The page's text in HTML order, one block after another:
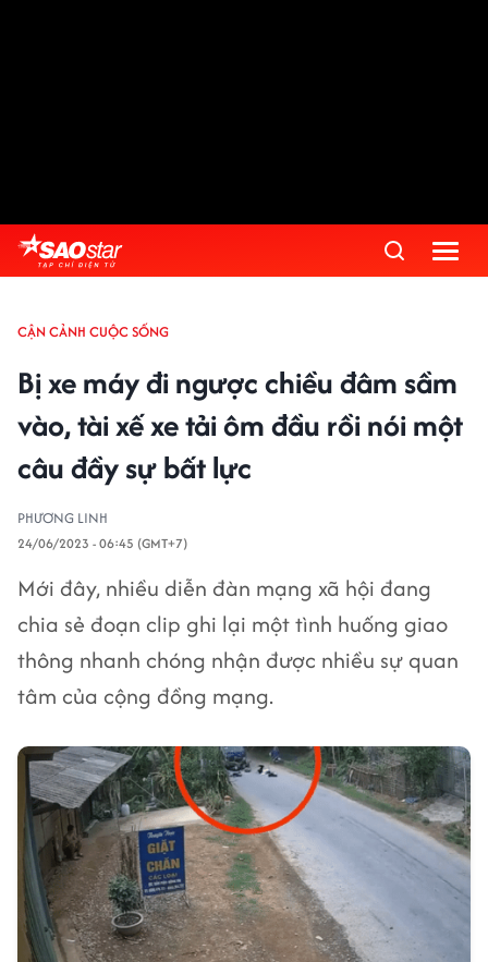
CẬN CẢNH CUỘC SỐNG
Bị xe máy đi ngược chiều đâm sầm
vào, tài xế xe tải ôm đầu rồi nói một
câu đầy sự bất lực
PHƯƠNG LINH
24/06/2023 - 06:45 (GMT+7)
Mới đây, nhiều diễn đàn mạng xã hội đang
chia sẻ đoạn clip ghi lại một tình huống giao
thông nhanh chóng nhận được nhiều sự quan
tâm của cộng đồng mạng.